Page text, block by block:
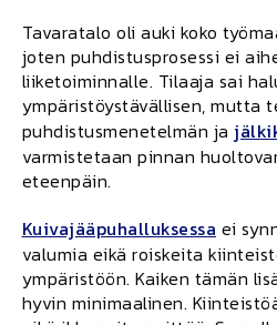
Tavaratalo oli auki koko
joten puhdistusprosessi ei
liiketoiminnalle. Tilaaja sai
ympäristöystävällisen, mutta
puhdistusmenetelmän ja
varmistetaan pinnan
eteenpäin.
Kuivajääpuhalluksessa ei
valumia eikä roiskeita
ympäristöön. Kaiken tämän
hyvin minimaalinen.